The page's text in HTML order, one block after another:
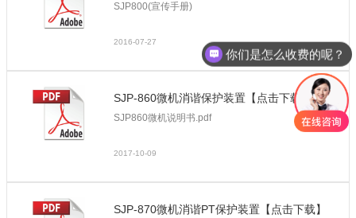
SJP800(宣传手册)
2016-07-27
SJP-860微机消谐保护装置【点击下载】
SJP860微机说明书.pdf
2017-10-09
SJP-870微机消谐PT保护装置【点击下载】
你们是怎么收费的呢？